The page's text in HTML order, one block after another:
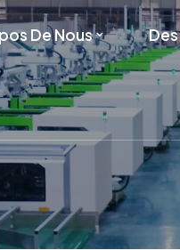
De Nous